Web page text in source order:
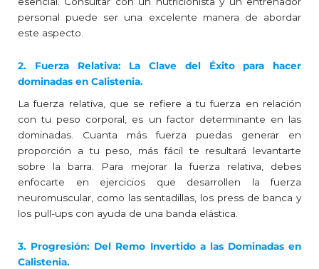
personal puede ser una excelente manera de abordar
este aspecto.
2. Fuerza Relativa: La Clave del Éxito para hacer
dominadas en Calistenia.
La fuerza relativa, que se refiere a tu fuerza en relación
con tu peso corporal, es un factor determinante en las
dominadas. Cuanta más fuerza puedas generar en
proporción a tu peso, más fácil te resultará levantarte
sobre la barra. Para mejorar la fuerza relativa, debes
enfocarte en ejercicios que desarrollen la fuerza
neuromuscular, como las sentadillas, los press de banca y
los pull-ups con ayuda de una banda elástica.
3. Progresión: Del Remo Invertido a las Dominadas en
Calistenia.